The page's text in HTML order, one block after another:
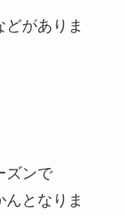
がありま
ズンで
んとなりま